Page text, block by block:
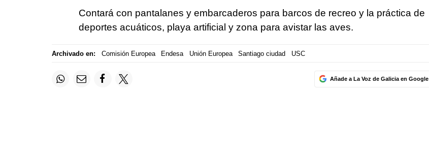
Contará con pantalanes y embarcaderos para barcos de recreo y la práctica de
deportes acuáticos, playa artificial y zona para avistar las aves.
Archivado en: Comisión Europea Endesa Unión Europea Santiago ciudad USC
Añade a La Voz de Galicia en Google